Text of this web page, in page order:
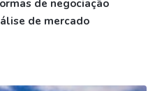
de negociação
de mercado